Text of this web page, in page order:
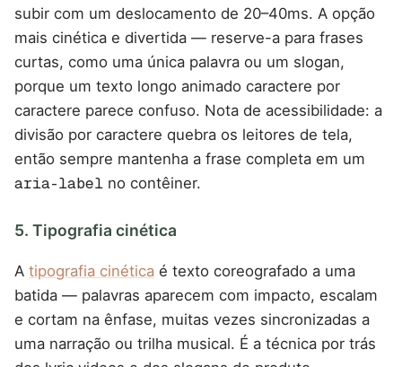
subir com um deslocamento de 20–40ms. A opção
mais cinética e divertida — reserve-a para frases
curtas, como uma única palavra ou um slogan,
porque um texto longo animado caractere por
caractere parece confuso. Nota de acessibilidade: a
divisão por caractere quebra os leitores de tela,
então sempre mantenha a frase completa em um
aria-label no contêiner.
5. Tipografia cinética
A tipografia cinética é texto coreografado a uma
batida — palavras aparecem com impacto, escalam
e cortam na ênfase, muitas vezes sincronizadas a
uma narração ou trilha musical. É a técnica por trás